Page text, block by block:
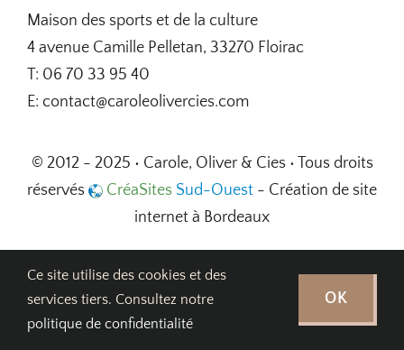
Maison des sports et de la culture
4 avenue Camille Pelletan, 33270 Floirac
T: 06 70 33 95 40
E: contact@caroleolivercies.com
© 2012 - 2025 • Carole, Oliver & Cies • Tous droits
réservés
CréaSites Sud-Ouest - Création de site
internet à Bordeaux
Ce site utilise des cookies et des
services tiers. Consultez notre
politique de confidentialité
OK